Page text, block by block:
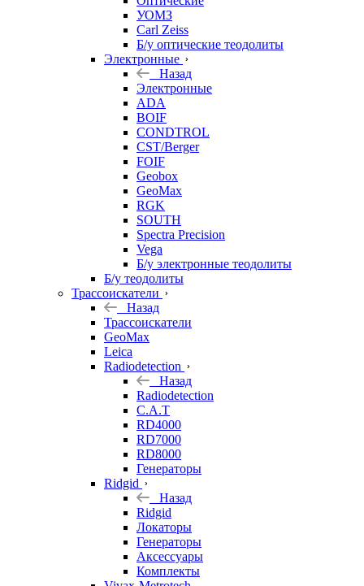
УОМЗ
Carl Zeiss
Б/у оптические теодолиты
Электронные
Назад
Электронные
ADA
BOIF
CONDTROL
CST/Berger
FOIF
Geobox
GeoMax
RGK
SOUTH
Spectra Precision
Vega
Б/у электронные теодолиты
Б/у теодолиты
Трассоискатели
Назад
Трассоискатели
GeoMax
Leica
Radiodetection
Назад
Radiodetection
C.A.T
RD4000
RD7000
RD8000
Генераторы
Ridgid
Назад
Ridgid
Локаторы
Генераторы
Аксессуары
Комплекты